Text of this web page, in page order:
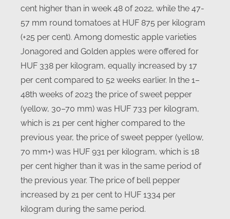
cent higher than in week 48 of 2022, while the 47-
57 mm round tomatoes at HUF 875 per kilogram
(+25 per cent). Among domestic apple varieties
Jonagored and Golden apples were offered for
HUF 338 per kilogram, equally increased by 17
per cent compared to 52 weeks earlier. In the 1–
48th weeks of 2023 the price of sweet pepper
(yellow, 30–70 mm) was HUF 733 per kilogram,
which is 21 per cent higher compared to the
previous year, the price of sweet pepper (yellow,
70 mm+) was HUF 931 per kilogram, which is 18
per cent higher than it was in the same period of
the previous year. The price of bell pepper
increased by 21 per cent to HUF 1334 per
kilogram during the same period.